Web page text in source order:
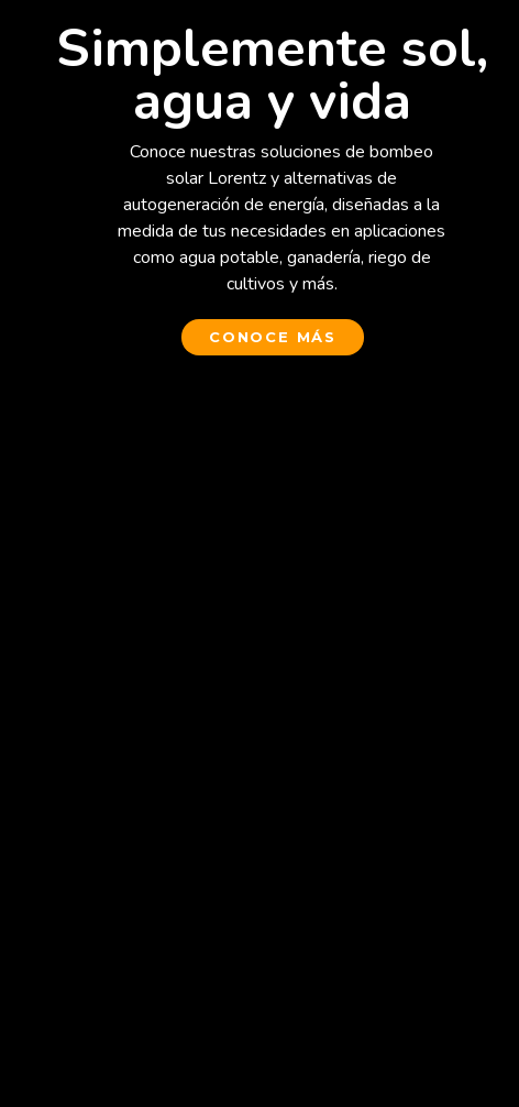
Simplemente sol,
agua y vida
Conoce nuestras soluciones de bombeo
solar Lorentz y alternativas de
autogeneración de energía, diseñadas a la
medida de tus necesidades en aplicaciones
como agua potable, ganadería, riego de
cultivos y más.
CONOCE MÁS